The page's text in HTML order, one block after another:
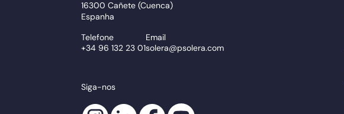
16300 Cañete (Cuenca)
Espanha
Telefone
+34 96 132 23 01
Email
solera@psolera.com
Siga-nos